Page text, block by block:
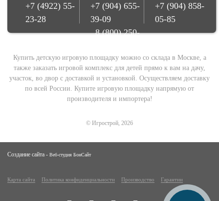
+7 (4922) 55-
23-28
+7 (904) 655-
39-09
8 (800) 250-
+7 (904) 858-
05-85
Купить детскую игровую площадку можно со склада в Москве, а
также заказать игровой комплекс для детей прямо к вам на дачу,
участок, во двор с доставкой и установкой. Осуществляем доставку
по всей России. Купите игровую площадку напрямую от
производителя и импортера!
© Игрострой, 2026
Создание сайта - Веб-студия БонСайт
Карта сайта Политика конфиденциальности Производство Гарантии